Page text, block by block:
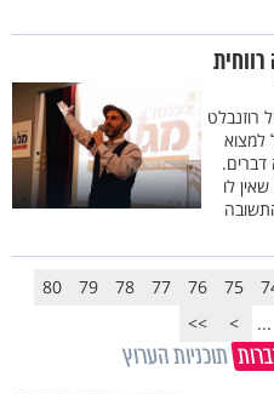
רוזנבלט
למצוא
לו
75
76
77
78
79
80
...
>
>>
תוכניות הערוץ